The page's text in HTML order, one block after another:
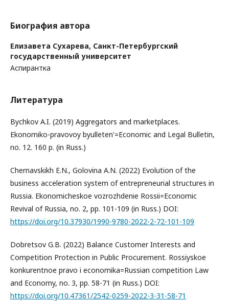
Биография автора
Елизавета Сухарева, Санкт-Петербургский
государственный университет
Аспирантка
Литература
Bychkov A.I. (2019) Aggregators and marketplaces.
Ekonomiko-pravovoy byulleten'=Economic and Legal Bulletin,
no. 12. 160 p. (in Russ.)
Chernavskikh E.N., Golovina A.N. (2022) Evolution of the
business acceleration system of entrepreneurial structures in
Russia. Ekonomicheskoe vozrozhdenie Rossii=Economic
Revival of Russia, no. 2, pp. 101-109 (in Russ.) DOI:
https://doi.org/10.37930/1990-9780-2022-2-72-101-109
Dobretsov G.B. (2022) Balance Customer Interests and
Competition Protection in Public Procurement. Rossiyskoe
konkurentnoe pravo i economika=Russian competition Law
and Economy, no. 3, pp. 58-71 (in Russ.) DOI:
https://doi.org/10.47361/2542-0259-2022-3-31-58-71